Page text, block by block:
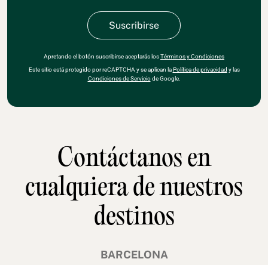
Apretando el botón suscribirse aceptarás losTérminos y Condiciones
Este sitio está protegido por reCAPTCHA y se aplican laPolítica de privacidad y las
Condiciones de Serviciode Google.
Contáctanos en
cualquiera de nuestros
destinos
BARCELONA